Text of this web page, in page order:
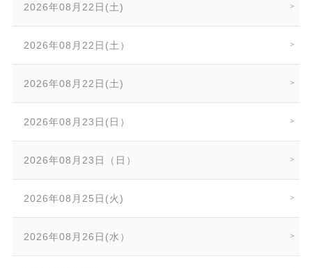
2026年08月22日(土)
2026年08月22日(土）
2026年08月22日(土)
2026年08月23日(日）
2026年08月23日（日）
2026年08月25日(火)
2026年08月26日(水）